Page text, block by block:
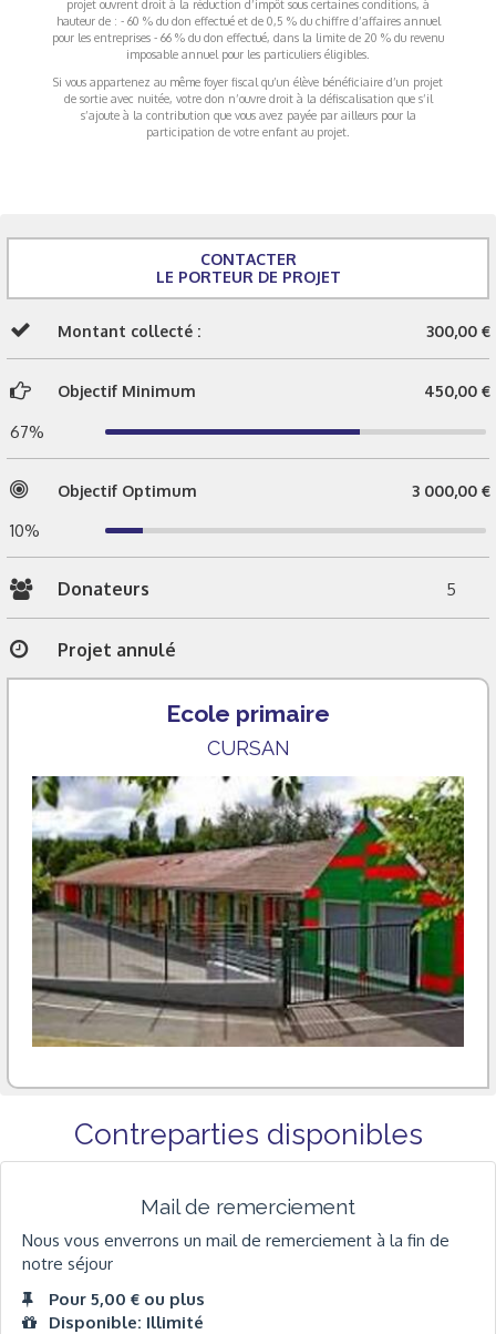
projet ouvrent droit à la réduction d’impôt sous certaines conditions, à
hauteur de : - 60 % du don effectué et de 0,5 % du chiffre d’affaires annuel
pour les entreprises - 66 % du don effectué, dans la limite de 20 % du revenu
imposable annuel pour les particuliers éligibles.
Si vous appartenez au même foyer fiscal qu’un élève bénéficiaire d’un projet
de sortie avec nuitée, votre don n’ouvre droit à la défiscalisation que s’il
s’ajoute à la contribution que vous avez payée par ailleurs pour la
participation de votre enfant au projet.
CONTACTER
LE PORTEUR DE PROJET
Montant collecté : 300,00 €
Objectif Minimum 450,00 €
67%
Objectif Optimum 3 000,00 €
10%
Donateurs 5
Projet annulé
Ecole primaire
CURSAN
Contreparties disponibles
Mail de remerciement
Nous vous enverrons un mail de remerciement à la fin de
notre séjour
Pour 5,00 € ou plus
Disponible: Illimité